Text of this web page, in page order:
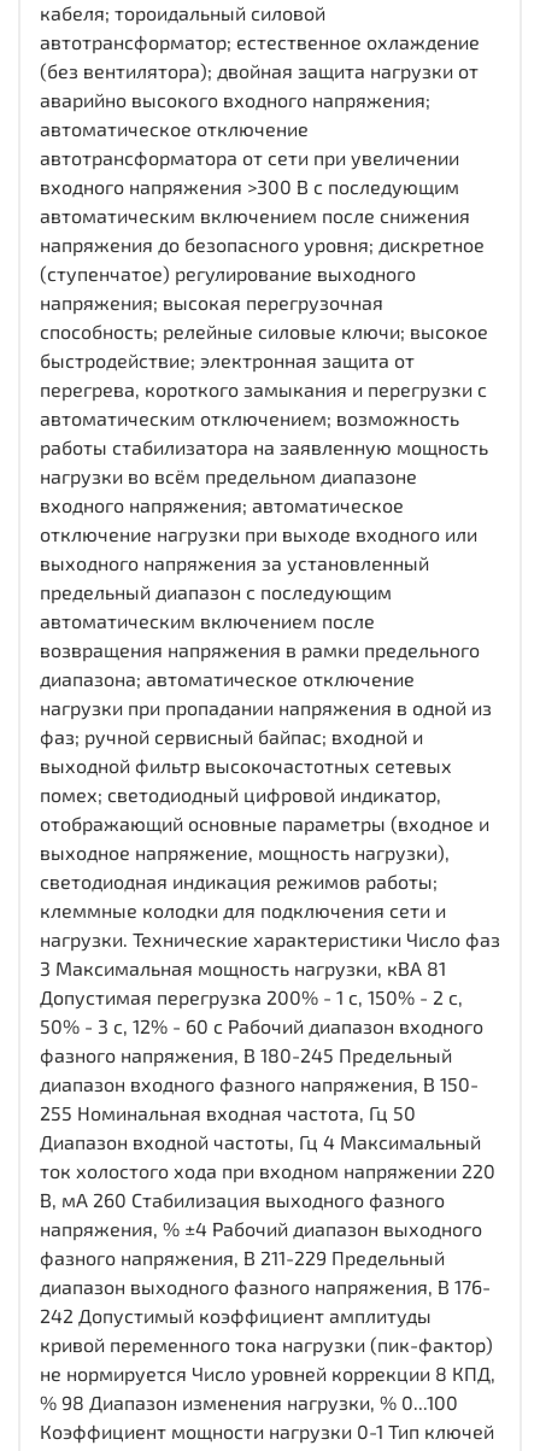
кабеля; тороидальный силовой
автотрансформатор; естественное охлаждение
(без вентилятора); двойная защита нагрузки от
аварийно высокого входного напряжения;
автоматическое отключение
автотрансформатора от сети при увеличении
входного напряжения >300 В с последующим
автоматическим включением после снижения
напряжения до безопасного уровня; дискретное
(ступенчатое) регулирование выходного
напряжения; высокая перегрузочная
способность; релейные силовые ключи; высокое
быстродействие; электронная защита от
перегрева, короткого замыкания и перегрузки с
автоматическим отключением; возможность
работы стабилизатора на заявленную мощность
нагрузки во всём предельном диапазоне
входного напряжения; автоматическое
отключение нагрузки при выходе входного или
выходного напряжения за установленный
предельный диапазон с последующим
автоматическим включением после
возвращения напряжения в рамки предельного
диапазона; автоматическое отключение
нагрузки при пропадании напряжения в одной из
фаз; ручной сервисный байпас; входной и
выходной фильтр высокочастотных сетевых
помех; светодиодный цифровой индикатор,
отображающий основные параметры (входное и
выходное напряжение, мощность нагрузки),
светодиодная индикация режимов работы;
клеммные колодки для подключения сети и
нагрузки. Технические характеристики Число фаз
3 Максимальная мощность нагрузки, кВА 81
Допустимая перегрузка 200% - 1 с, 150% - 2 с,
50% - 3 с, 12% - 60 c Рабочий диапазон входного
фазного напряжения, В 180-245 Предельный
диапазон входного фазного напряжения, В 150-
255 Номинальная входная частота, Гц 50
Диапазон входной частоты, Гц 4 Максимальный
ток холостого хода при входном напряжении 220
В, мА 260 Стабилизация выходного фазного
напряжения, % ±4 Рабочий диапазон выходного
фазного напряжения, В 211-229 Предельный
диапазон выходного фазного напряжения, В 176-
242 Допустимый коэффициент амплитуды
кривой переменного тока нагрузки (пик-фактор)
не нормируется Число уровней коррекции 8 КПД,
% 98 Диапазон изменения нагрузки, % 0...100
Коэффициент мощности нагрузки 0-1 Тип ключей